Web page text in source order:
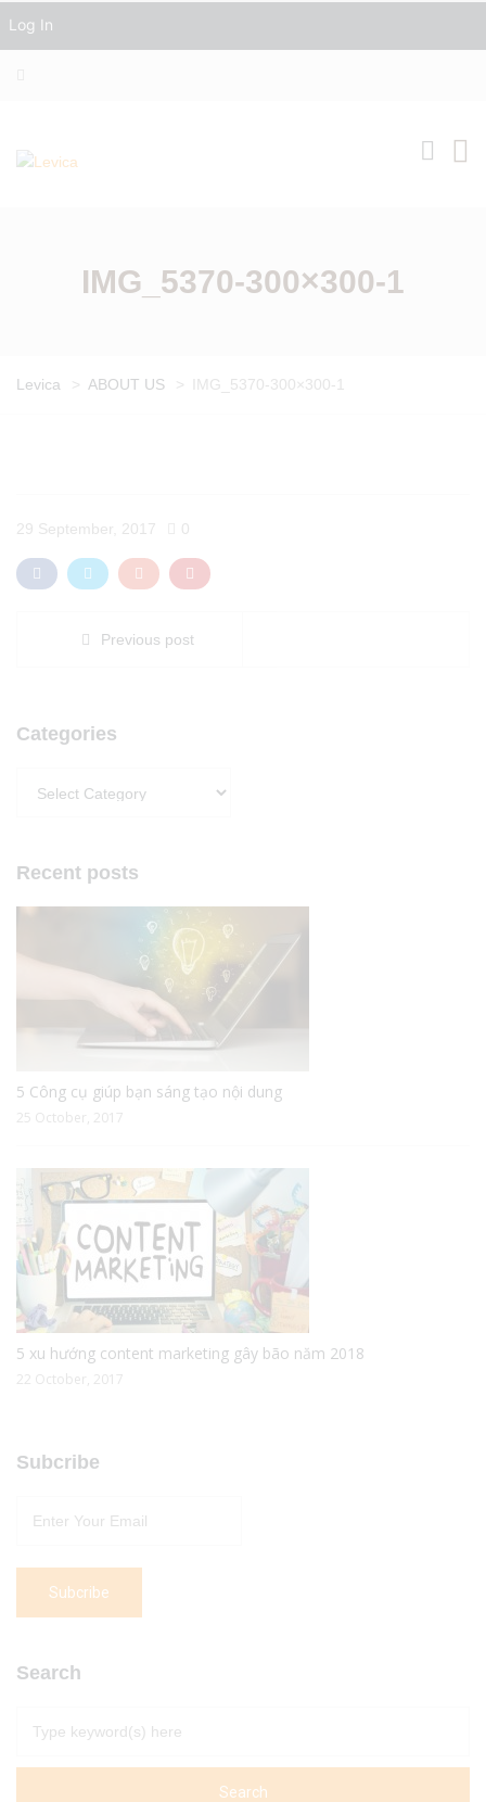
IMG_5370-300×300-1
Levica > ABOUT US > IMG_5370-300×300-1
29 September, 2017 0
Previous post
Categories
Recent posts
5 Công cụ giúp bạn sáng tạo nội dung
25 October, 2017
5 xu hướng content marketing gây bão năm 2018
22 October, 2017
Subcribe
Search
Log In